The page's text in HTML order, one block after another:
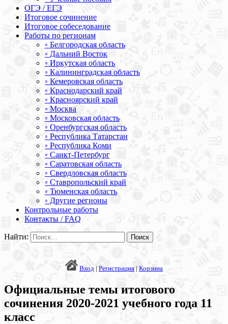
ОГЭ / ЕГЭ
Итоговое сочинение
Итоговое собеседование
Работы по регионам
◦ Белгородская область
◦ Дальний Восток
◦ Иркутская область
◦ Калининградская область
◦ Кемеровская область
◦ Краснодарский край
◦ Красноярский край
◦ Москва
◦ Московская область
◦ Оренбургская область
◦ Республика Татарстан
◦ Республика Коми
◦ Санкт-Петербург
◦ Саратовская область
◦ Свердловская область
◦ Ставропольский край
◦ Тюменская область
◦ Другие регионы
Контрольные работы
Контакты / FAQ
Найти:
Вход | Регистрация | Корзина
Официальные темы итогового
сочинения 2020-2021 учебного года 11
класс